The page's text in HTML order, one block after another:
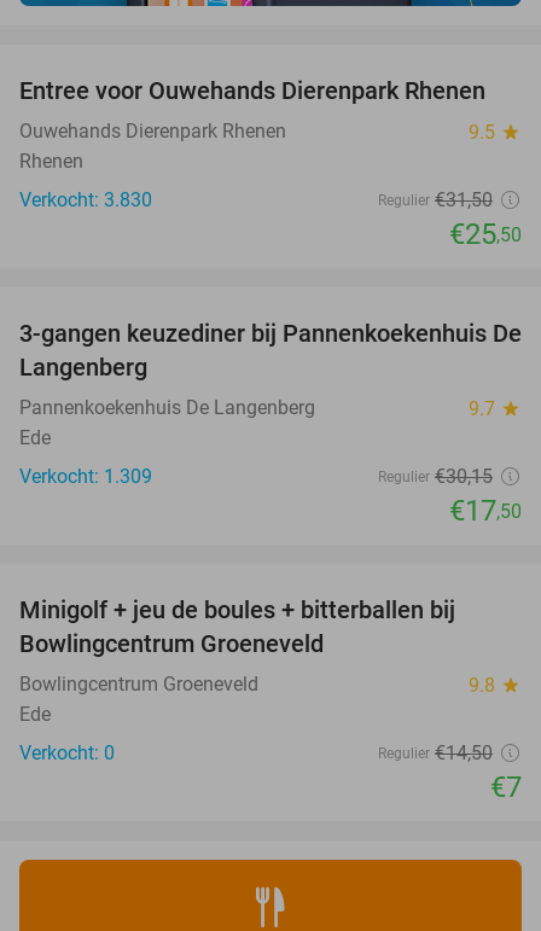
19%
Entree voor Ouwehands Dierenpark Rhenen
Ouwehands Dierenpark Rhenen 9.5 star
Rhenen
Verkocht: 3.830
Regulier €31,50
€25,50
42%
3-gangen keuzediner bij Pannenkoekenhuis De
Langenberg
Pannenkoekenhuis De Langenberg 9.7 star
Ede
Verkocht: 1.309
Regulier €30,15
€17,50
NEW
TODAY
Minigolf + jeu de boules + bitterballen bij
Bowlingcentrum Groeneveld
Bowlingcentrum Groeneveld 9.8 star
Ede
Verkocht: 0
Regulier €14,50
€7